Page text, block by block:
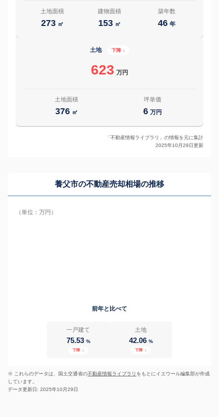
土地面積
273 ㎡
建物面積
153 ㎡
築年数
46 年
土地 下降 ↓
623 万円
土地面積
376 ㎡
坪単価
6 万円
「不動産情報ライブラリ」の情報を元に集計
2025年10月29日更新
養父市の不動産売却相場の推移
（単位：万円）
前年と比べて
一戸建て
75.53 %
下降 ↓
土地
42.06 %
下降 ↓
※ これらのデータは、国土交通省の不動産情報ライブラリ をもとにイエウール編集部が作成
しています。
データ更新日: 2025年10月29日